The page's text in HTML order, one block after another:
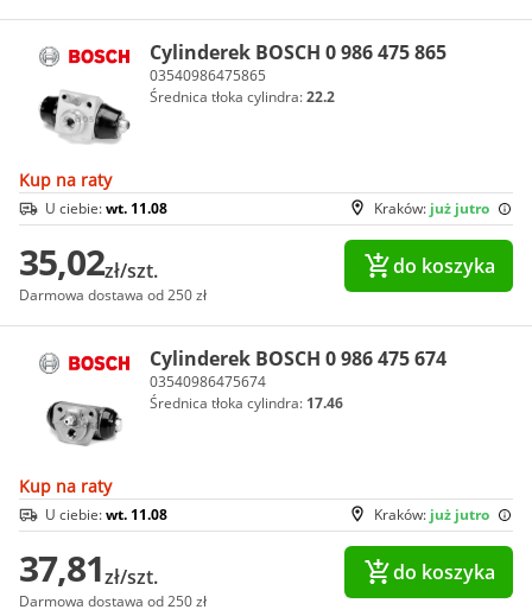
Cylinderek BOSCH 0 986 475 865
03540986475865
Średnica tłoka cylindra:22.2
Kup na raty
Kraków: już jutro
U ciebie:wt. 11.08
35,02zł/szt.
Darmowa dostawa od 250 zł
do koszyka
Cylinderek BOSCH 0 986 475 674
03540986475674
Średnica tłoka cylindra: 17.46
Kup na raty
Kraków: już jutro
U ciebie:wt. 11.08
37,81zł/szt.
Darmowa dostawa od 250 zł
do koszyka